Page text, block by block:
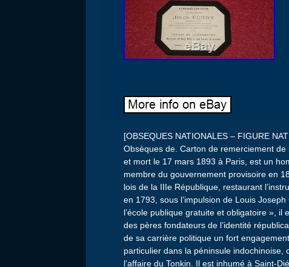
[OBSEQUES NATIONALES – FIGURE
Obsèques de. Carton de remerciement
et mort le 17 mars 1893 à Paris, est un
membre du gouvernement provisoire en
lois de la IIIe République, restaurant
en 1793, sous l’impulsion de Louis
l’école publique gratuite et obligatoire », il
des pères fondateurs de l’identité
de sa carrière politique un fort
particulier dans la péninsule
l’affaire du Tonkin. Il est inhumé à Saint-